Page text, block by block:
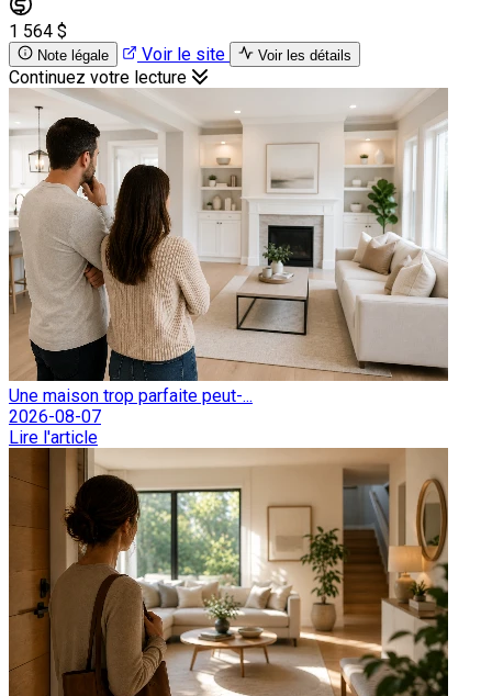
1 564 $
Note légale Voir le site Voir les détails
Continuez votre lecture
Une maison trop parfaite peut-...
2026-08-07
Lire l'article